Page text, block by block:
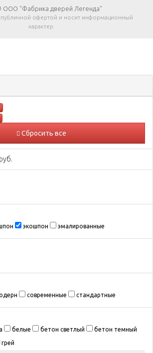
ООО "Фабрика дверей Легенда"
публичной офертой и носит информационный
характер.
Сбросить все
руб.
экошпон эмалированные
современные стандартные
белые бетон светлый бетон темный
грей